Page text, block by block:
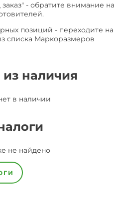
- обратите внимание на
позиций - переходите на
списка Маркоразмеров
из наличия
в наличии
не найдено